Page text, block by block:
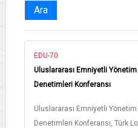
Ara
EDU-70
Uluslararası Emniyetli
Denetimleri Konferansı
Uluslararası Emniyetli
Denetimleri Konferansı, Türk